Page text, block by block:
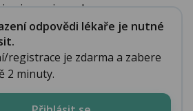
jsem si neud...
odpovědi lékaře je nutné
registrace je zdarma a zabere
2 minuty.